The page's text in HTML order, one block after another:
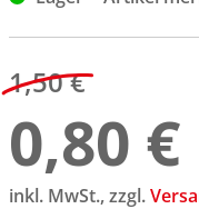
1,50 €
0,80 €
inkl. MwSt., zzgl.